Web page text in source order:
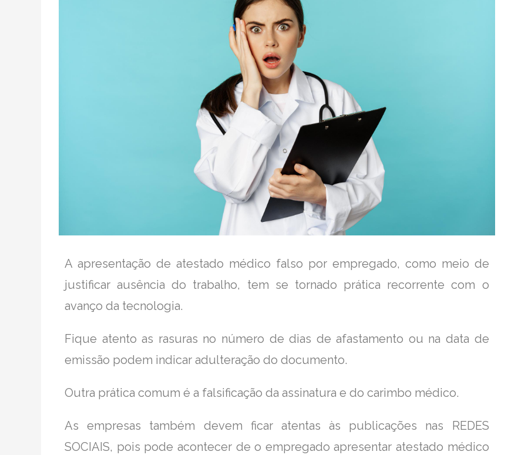
A apresentação de atestado médico falso por empregado, como meio de
justificar ausência do trabalho, tem se tornado prática recorrente com o
avanço da tecnologia.
Fique atento as rasuras no número de dias de afastamento ou na data de
emissão podem indicar adulteração do documento.
Outra prática comum é a falsificação da assinatura e do carimbo médico.
As empresas também devem ficar atentas às publicações nas REDES
SOCIAIS, pois pode acontecer de o empregado apresentar atestado médico